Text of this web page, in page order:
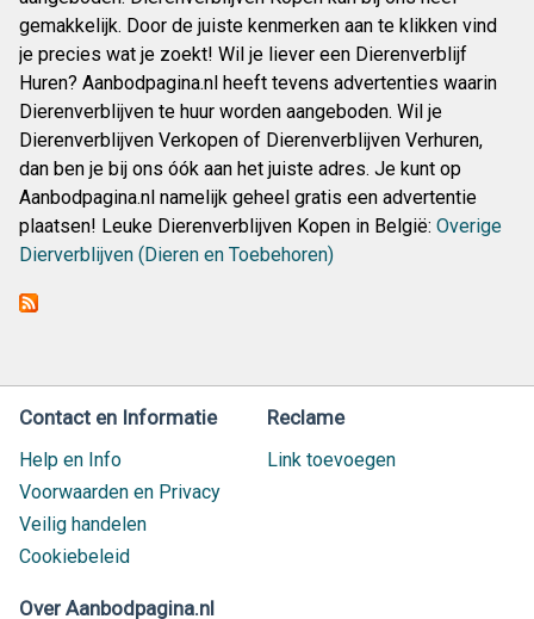
gemakkelijk. Door de juiste kenmerken aan te klikken vind
je precies wat je zoekt! Wil je liever een Dierenverblijf
Huren? Aanbodpagina.nl heeft tevens advertenties waarin
Dierenverblijven te huur worden aangeboden. Wil je
Dierenverblijven Verkopen of Dierenverblijven Verhuren,
dan ben je bij ons óók aan het juiste adres. Je kunt op
Aanbodpagina.nl namelijk geheel gratis een advertentie
plaatsen! Leuke Dierenverblijven Kopen in België: Overige
Dierverblijven (Dieren en Toebehoren)
Contact en Informatie
Help en Info
Voorwaarden en Privacy
Veilig handelen
Cookiebeleid
Reclame
Link toevoegen
Over Aanbodpagina.nl